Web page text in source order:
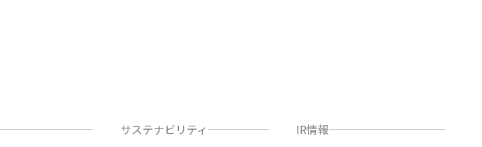
サステナビリティ IR情報